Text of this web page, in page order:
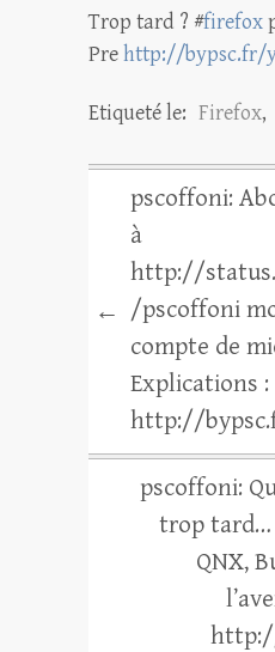
Trop tard ? #firefox
Prehttp://bypsc.fr/
Etiqueté le: Firefox,
←
pscoffoni:
à
http://
/pscoffoni
compte de
Explications :
http://
pscoffoni:
trop tard…
QNX,